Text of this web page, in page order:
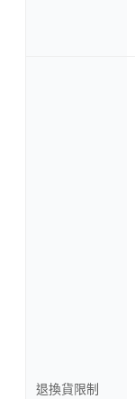
退換貨限制